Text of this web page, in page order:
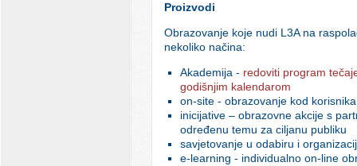
Proizvodi
Obrazovanje koje nudi L3A na
nekoliko načina:
Akademija - redoviti program
godišnjim kalendarom
on-site - obrazovanje kod
inicijative – obrazovne akcije s
određenu temu za ciljanu publiku
savjetovanje u odabiru i
e-learning - individualno on-line